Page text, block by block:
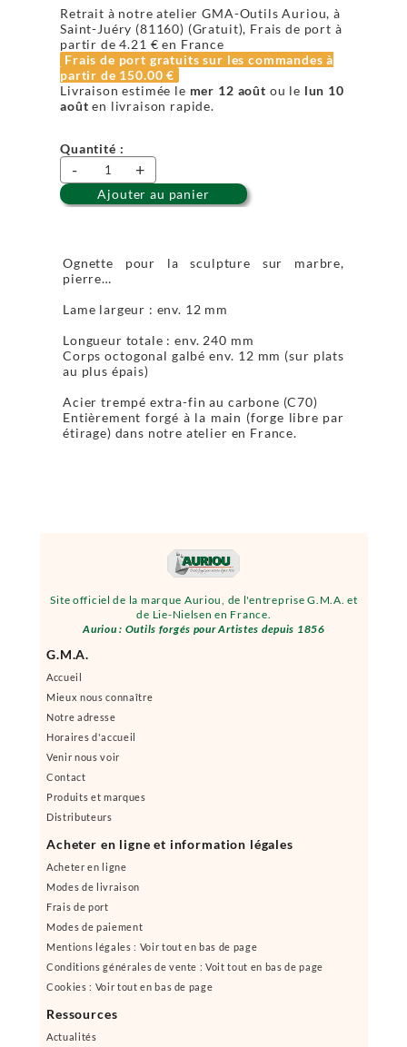
Site officiel de la marque Auriou, de l'entreprise G.M.A. et
de Lie-Nielsen en France.
Auriou : Outils forgés pour Artistes depuis 1856
G.M.A.
Accueil
Mieux nous connaître
Notre adresse
Horaires d'accueil
Venir nous voir
Contact
Produits et marques
Distributeurs
Acheter en ligne et information légales
Acheter en ligne
Modes de livraison
Frais de port
Modes de paiement
Mentions légales : Voir tout en bas de page
Conditions générales de vente : Voit tout en bas de page
Cookies : Voir tout en bas de page
Ressources
Actualités
Retrait à notre atelier GMA-Outils Auriou, à
Saint-Juéry (81160) (Gratuit), Frais de port à
partir de4.21 € en France
Frais de port gratuits sur les commandes à
partir de 150.00 €
Livraison estimée le mer 12 août ou le lun 10
août en livraison rapide.
Quantité :
- +
Ajouter au panier
Ognette pour la sculpture sur marbre,
pierre…
Lame largeur : env. 12 mm
Longueur totale : env. 240 mm
Corps octogonal galbé env. 12 mm (sur plats
au plus épais)
Acier trempé extra-fin au carbone (C70)
Entièrement forgé à la main (forge libre par
étirage) dans notre atelier en France.